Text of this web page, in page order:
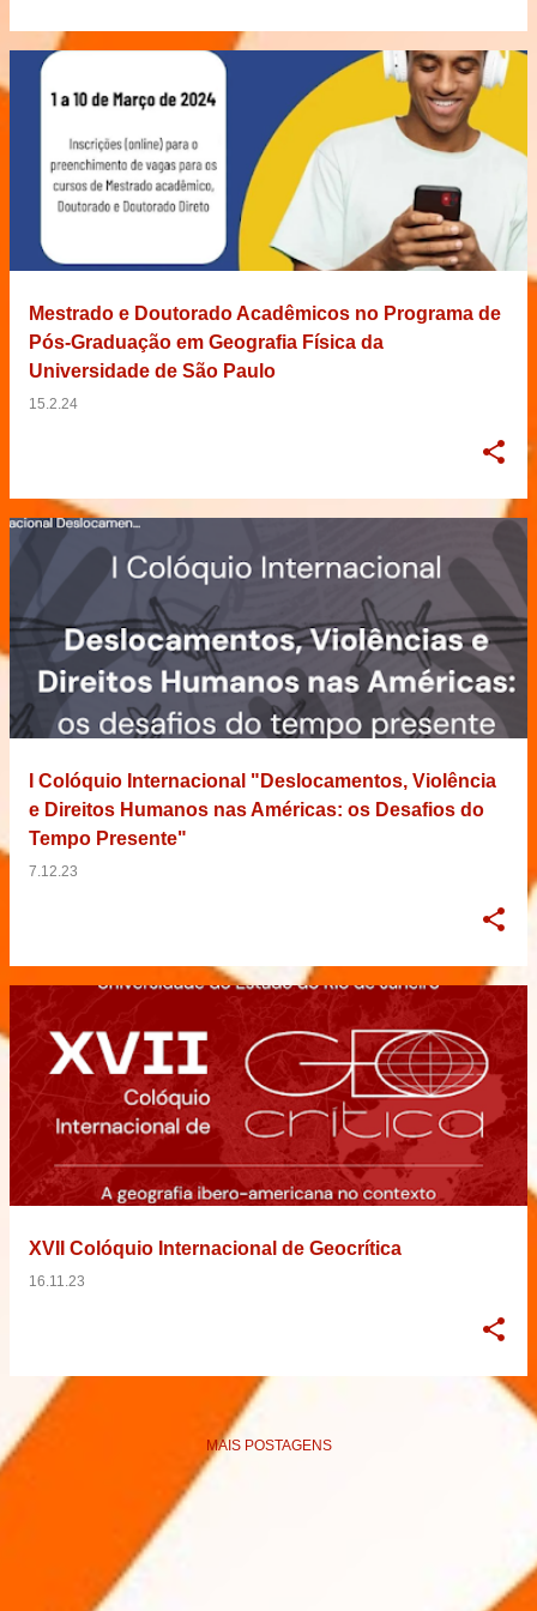
Mestrado e Doutorado Acadêmicos no Programa de
Pós-Graduação em Geografia Física da
Universidade de São Paulo
15.2.24
I Colóquio Internacional "Deslocamentos, Violência
e Direitos Humanos nas Américas: os Desafios do
Tempo Presente"
7.12.23
XVII Colóquio Internacional de Geocrítica
16.11.23
MAIS POSTAGENS